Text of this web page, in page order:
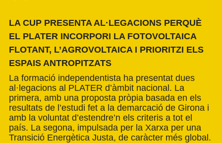
LA CUP PRESENTA AL·LEGACIONS PERQUÈ
EL PLATER INCORPORI LA FOTOVOLTAICA
FLOTANT, L’AGROVOLTAICA I PRIORITZI ELS
ESPAIS ANTROPITZATS
La formació independentista ha presentat dues
al·legacions al PLATER d’àmbit nacional. La
primera, amb una proposta pròpia basada en els
resultats de l’estudi fet a la demarcació de Girona i
amb la voluntat d’estendre’n els criteris a tot el
país. La segona, impulsada per la Xarxa per una
Transició Energètica Justa, de caràcter més global.